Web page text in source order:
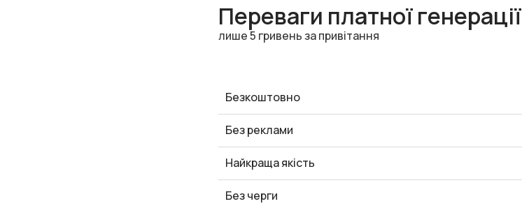
Переваги платної генерації
лише 5 гривень за привітання
Безкоштовно
Без реклами
Найкраща якість
Без черги